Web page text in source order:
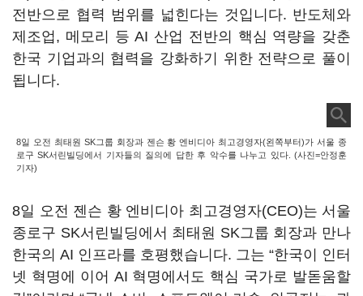
전반으로 협력 범위를 넓힌다는 것입니다. 반도체와
제조업, 메모리 등 AI 산업 전반의 핵심 역량을 갖춘
한국 기업과의 협력을 강화하기 위한 전략으로 풀이
됩니다.
8일 오전 최태원 SK그룹 회장과 젠슨 황 엔비디아 최고경영자(왼쪽부터)가 서울 종
로구 SK서린빌딩에서 기자들의 질의에 답한 후 악수를 나누고 있다. (사진=안정훈
기자)
8일 오전 젠슨 황 엔비디아 최고경영자(CEO)는 서울
종로구 SK서린빌딩에서 최태원 SK그룹 회장과 만나
한국의 AI 인프라를 호평했습니다. 그는 “한국이 인터
넷 혁명에 이어 AI 혁명에서도 핵심 국가로 발돋움할